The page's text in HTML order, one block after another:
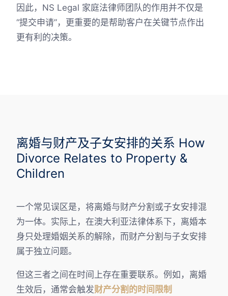
因此，NS Legal 家庭法律师团队的作用并不仅是
“提交申请”，更重要的是帮助客户在关键节点作出
更有利的决策。
离婚与财产及子女安排的关系 How
Divorce Relates to Property &
Children
一个常见误区是，将离婚与财产分割或子女安排混
为一体。实际上，在澳大利亚法律体系下，离婚本
身只处理婚姻关系的解除，而财产分割与子女安排
属于独立问题。
但这三者之间在时间上存在重要联系。例如，离婚
生效后，通常会触发财产分割的时间限制